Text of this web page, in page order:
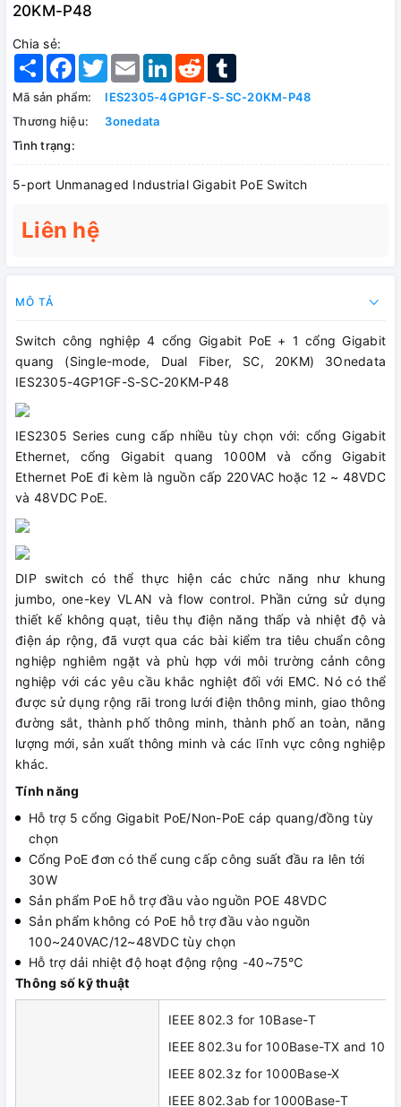
20KM-P48
Chia sẻ:
Share Facebook
TwitterEmail LinkedInReddit
Mã sản phẩm:
IES2305-4GP1GF-S-SC-20KM-P48
Thương hiệu:
3onedata
Tình trạng:
5-port Unmanaged Industrial Gigabit PoE Switch
Liên hệ
MÔ TẢ
Switch công nghiệp 4 cổng Gigabit PoE + 1 cổng Gigabit
quang (Single-mode, Dual Fiber, SC, 20KM) 3Onedata
IES2305-4GP1GF-S-SC-20KM-P48
IES2305 Series cung cấp nhiều tùy chọn với: cổng Gigabit
Ethernet, cổng Gigabit quang 1000M và cổng Gigabit
Ethernet PoE đi kèm là nguồn cấp 220VAC hoặc 12 ~ 48VDC
và 48VDC PoE.
DIP switch có thể thực hiện các chức năng như khung
jumbo, one-key VLAN và flow control. Phần cứng sử dụng
thiết kế không quạt, tiêu thụ điện năng thấp và nhiệt độ và
điện áp rộng, đã vượt qua các bài kiểm tra tiêu chuẩn công
nghiệp nghiêm ngặt và phù hợp với môi trường cảnh công
nghiệp với các yêu cầu khắc nghiệt đối với EMC. Nó có thể
được sử dụng rộng rãi trong lưới điện thông minh, giao thông
đường sắt, thành phố thông minh, thành phố an toàn, năng
lượng mới, sản xuất thông minh và các lĩnh vực công nghiệp
khác.
Tính năng
Hỗ trợ 5 cổng Gigabit PoE/Non-PoE cáp quang/đồng tùy
chọn
Cổng PoE đơn có thể cung cấp công suất đầu ra lên tới
30W
Sản phẩm PoE hỗ trợ đầu vào nguồn POE 48VDC
Sản phẩm không có PoE hỗ trợ đầu vào nguồn
100~240VAC/12~48VDC tùy chọn
Hỗ trợ dải nhiệt độ hoạt động rộng -40~75℃
Thông số kỹ thuật
IEEE 802.3 for 10Base-T
IEEE 802.3u for 100Base-TX and
IEEE 802.3z for 1000Base-X
IEEE 802.3ab for 1000Base-T